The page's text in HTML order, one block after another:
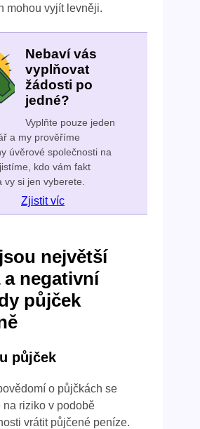
mohou vyjít levněji.
Nebaví vás
vyplňovat
žádosti po
jedné?
Vyplňte pouze jeden
a my prověříme
úvěrové společnosti na
kdo vám fakt
vy si jen vyberete.
Zjistit víc
největší
a negativní
půjček
půjček
o půjčkách se
na riziko v podobě
vrátit půjčené peníze.